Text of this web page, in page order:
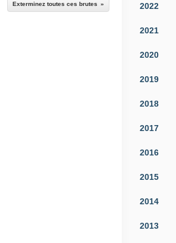
Exterminez toutes ces brutes 2022
2021
2020
2019
2018
2017
2016
2015
2014
2013